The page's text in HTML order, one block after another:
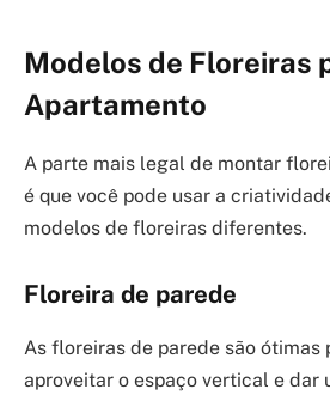
Modelos de Floreiras
Apartamento
A parte mais legal de montar
é que você pode usar a
modelos de floreiras diferentes.
Floreira de parede
As floreiras de parede são ótimas
aproveitar o espaço vertical e dar